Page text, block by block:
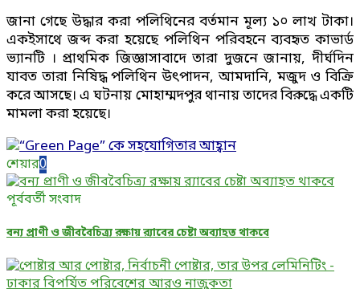
জানা গেছে উদ্ধার করা পলিথিনের বর্তমান মূল্য ১০ লাখ টাকা।
একইসাথে জব্দ করা হয়েছে পলিথিন পরিবহনে ব্যবহৃত কাভার্ড
ভ্যানটি । প্রাথমিক জিজ্ঞাসাবাদে তারা দুজনে জানায়, দীর্ঘদিন
যাবত তারা নিষিদ্ধ পলিথিন উৎপাদন, আমদানি, মজুদ ও বিক্রি
করে আসছে। এ ঘটনায় মোহাম্মদপুর থানায় তাদের বিরুদ্ধে একটি
মামলা করা হয়েছে।
শেয়ার0
পূর্ববর্তী সংবাদ
বন্য প্রাণী ও জীববৈচিত্র্য রক্ষায় র‌্যাবের চেষ্টা অব্যাহত থাকবে